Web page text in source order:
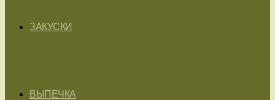
ЗАКУСКИ
ВЫПЕЧКА